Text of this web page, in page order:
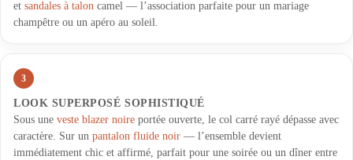
et sandales à talon camel — l’association parfaite pour un mariage
champêtre ou un apéro au soleil.
3
LOOK SUPERPOSÉ SOPHISTIQUÉ
Sous une veste blazer noire portée ouverte, le col carré rayé dépasse avec
caractère. Sur un pantalon fluide noir — l’ensemble devient
immédiatement chic et affirmé, parfait pour une soirée ou un dîner entre